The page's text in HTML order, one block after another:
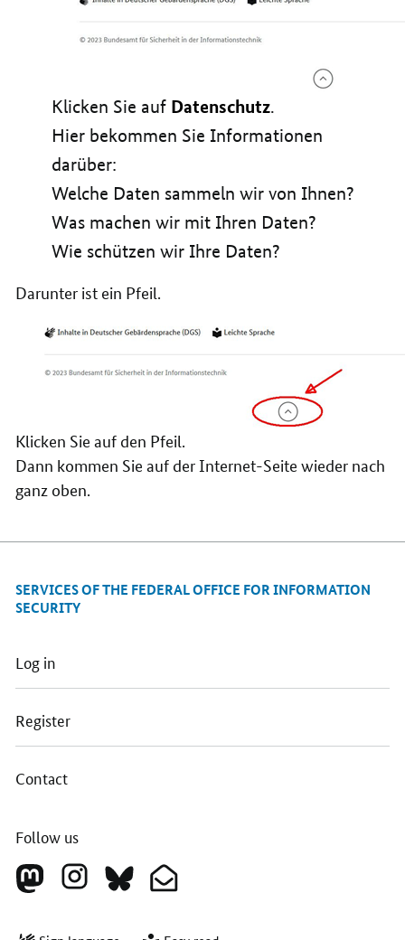
Klicken Sie auf Datenschutz.
Hier bekommen Sie Informationen
darüber:
Welche Daten sammeln wir von Ihnen?
Was machen wir mit Ihren Daten?
Wie schützen wir Ihre Daten?
Darunter ist ein Pfeil.
Klicken Sie auf den Pfeil.
Dann kommen Sie auf der Internet-Seite wieder nach
ganz oben.
SERVICES OF THE FEDERAL OFFICE FOR INFORMATION
SECURITY
Log in
Register
Contact
Follow us